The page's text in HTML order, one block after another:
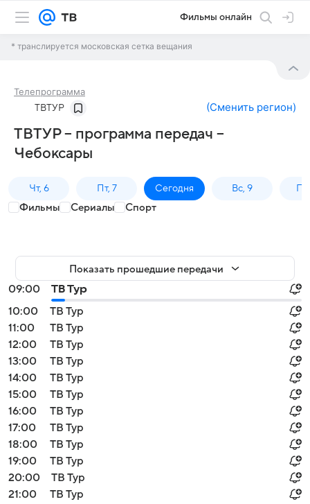
Фильмы онлайн
* транслируется московская сетка вещания
Телепрограмма
ТВТУР (Сменить регион)
ТВТУР – программа передач –
Чебоксары
Чт, 6 Пт, 7 Сегодня Вс, 9
Фильмы Сериалы Спорт
Показать прошедшие передачи
09:00
ТВ Тур
10:00
ТВ Тур
11:00
ТВ Тур
12:00
ТВ Тур
13:00
ТВ Тур
14:00
ТВ Тур
15:00
ТВ Тур
16:00
ТВ Тур
17:00
ТВ Тур
18:00
ТВ Тур
19:00
ТВ Тур
20:00
ТВ Тур
21:00
ТВ Тур